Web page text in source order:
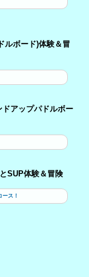
ルボード)体験＆冒
アップパドルボー
SUP体験＆冒険
ス！